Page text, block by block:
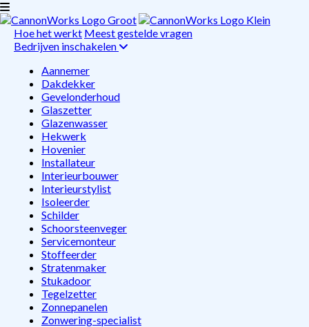
Hoe het werkt Meest gestelde vragen
Bedrijven inschakelen
Aannemer
Dakdekker
Gevelonderhoud
Glaszetter
Glazenwasser
Hekwerk
Hovenier
Installateur
Interieurbouwer
Interieurstylist
Isoleerder
Schilder
Schoorsteenveger
Servicemonteur
Stoffeerder
Stratenmaker
Stukadoor
Tegelzetter
Zonnepanelen
Zonwering-specialist